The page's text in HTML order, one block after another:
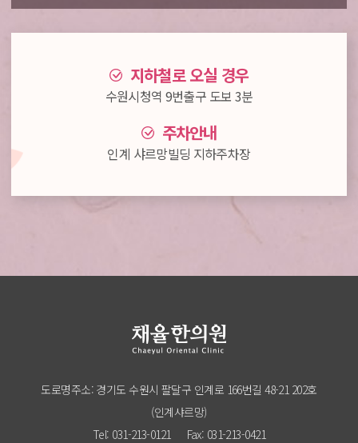
지하철로 오실 경우
수원시청역 9번출구 도보 3분
주차안내
인계 샤르망빌딩 지하주차장
도로명주소: 경기도 수원시 팔달구 인계로 166번길 48-21 202호
(인계샤르망)
Tel: 031-213-0121
Fax: 031-213-0421